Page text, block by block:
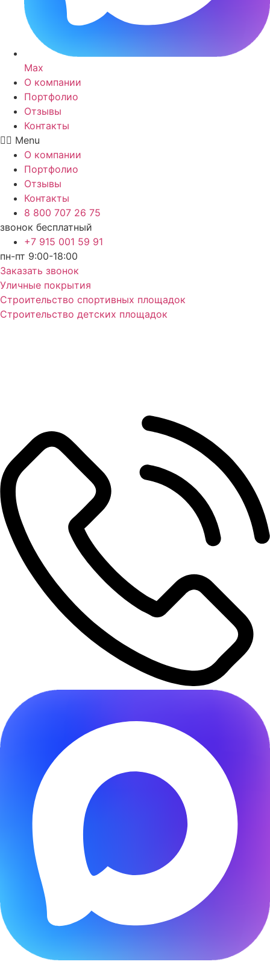
Max
О компании
Портфолио
Отзывы
Контакты
Menu
О компании
Портфолио
Отзывы
Контакты
8 800 707 26 75
звонок бесплатный
+7 915 001 59 91
пн-пт 9:00-18:00
Заказать звонок
Уличные покрытия
Строительство спортивных площадок
Строительство детских площадок